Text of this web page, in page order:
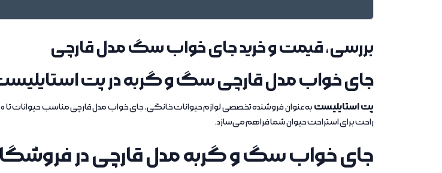
بررسی، قیمت و خرید جای خواب سگ مدل قارچی
جای خواب مدل قارچی سگ و گربه در پت
پت استایلیست
راحت برای استراحت حیوان شما فراهم می‌سازد.
جای خواب سگ و گربه مدل قارچی در